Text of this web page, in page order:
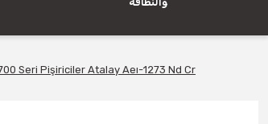
Seri Pişiriciler Atalay Aeı-1273 Nd Cr